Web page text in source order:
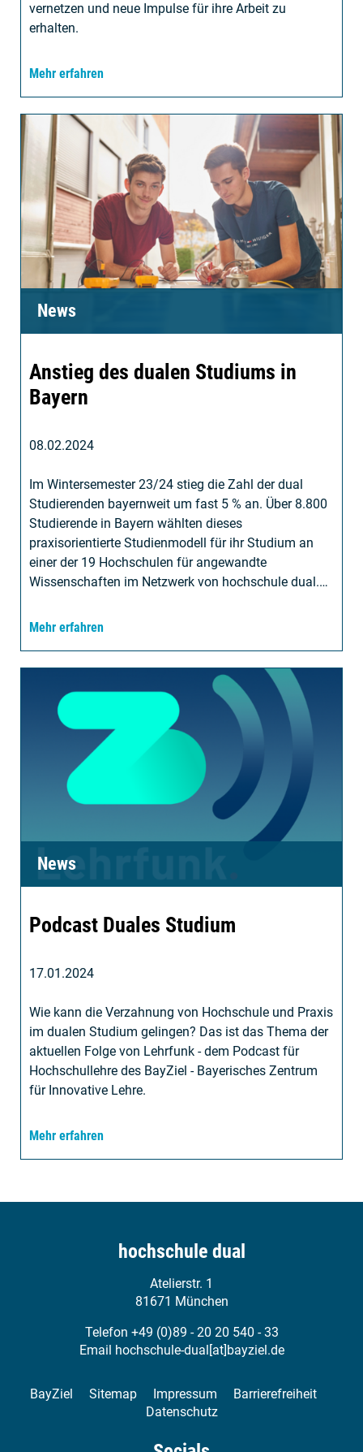
vernetzen und neue Impulse für ihre Arbeit zu
erhalten.
Mehr erfahren
News
Anstieg des dualen Studiums in
Bayern
08.02.2024
Im Wintersemester 23/24 stieg die Zahl der dual
Studierenden bayernweit um fast 5 % an. Über 8.800
Studierende in Bayern wählten dieses
praxisorientierte Studienmodell für ihr Studium an
einer der 19 Hochschulen für angewandte
Wissenschaften im Netzwerk von hochschule dual.…
Mehr erfahren
News
Podcast Duales Studium
17.01.2024
Wie kann die Verzahnung von Hochschule und Praxis
im dualen Studium gelingen? Das ist das Thema der
aktuellen Folge von Lehrfunk - dem Podcast für
Hochschullehre des BayZiel - Bayerisches Zentrum
für Innovative Lehre.
Mehr erfahren
hochschule dual
Atelierstr. 1
81671 München
Telefon +49 (0)89 - 20 20 540 - 33
Email hochschule-dual[at]bayziel.de
BayZiel Sitemap Impressum
Barrierefreiheit
Datenschutz